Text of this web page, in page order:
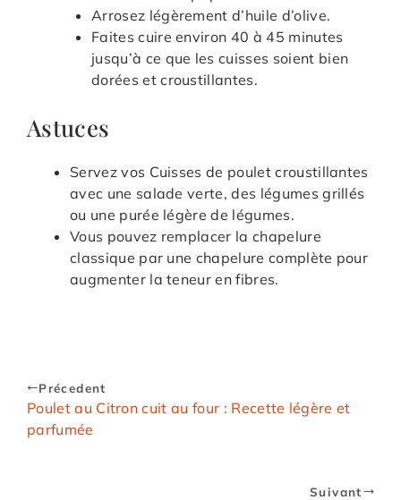
Arrosez légèrement d’huile d’olive.
Faites cuire environ 40 à 45 minutes
jusqu’à ce que les cuisses soient bien
dorées et croustillantes.
Astuces
Servez vos Cuisses de poulet croustillantes
avec une salade verte, des légumes grillés
ou une purée légère de légumes.
Vous pouvez remplacer la chapelure
classique par une chapelure complète pour
augmenter la teneur en fibres.
Précedent
Poulet au Citron cuit au four : Recette légère et
parfumée
Suivant